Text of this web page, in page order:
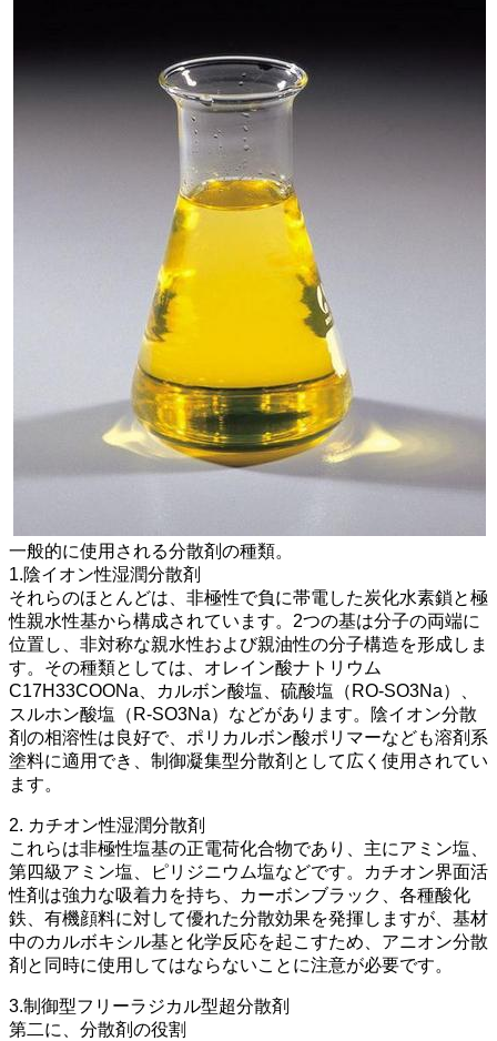
一般的に使用される分散剤の種類。
1.陰イオン性湿潤分散剤
それらのほとんどは、非極性で負に帯電した炭化水素鎖と極
性親水性基から構成されています。2つの基は分子の両端に
位置し、非対称な親水性および親油性の分子構造を形成しま
す。その種類としては、オレイン酸ナトリウム
C17H33COONa、カルボン酸塩、硫酸塩（RO-SO3Na）、
スルホン酸塩（R-SO3Na）などがあります。陰イオン分散
剤の相溶性は良好で、ポリカルボン酸ポリマーなども溶剤系
塗料に適用でき、制御凝集型分散剤として広く使用されてい
ます。
2. カチオン性湿潤分散剤
これらは非極性塩基の正電荷化合物であり、主にアミン塩、
第四級アミン塩、ピリジニウム塩などです。カチオン界面活
性剤は強力な吸着力を持ち、カーボンブラック、各種酸化
鉄、有機顔料に対して優れた分散効果を発揮しますが、基材
中のカルボキシル基と化学反応を起こすため、アニオン分散
剤と同時に使用してはならないことに注意が必要です。
3.制御型フリーラジカル型超分散剤
第二に、分散剤の役割